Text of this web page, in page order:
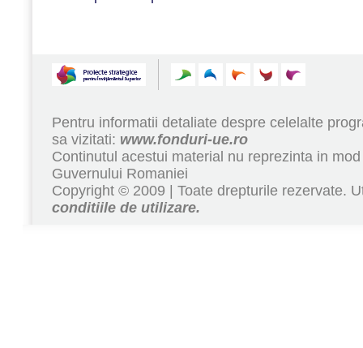
Pentru informatii detaliate despre celelalte
sa vizitati: www.fonduri-ue.ro
Continutul acestui material nu reprezinta in
Guvernului Romaniei
Copyright © 2009 | Toate drepturile rezervate.
conditiile de utilizare.